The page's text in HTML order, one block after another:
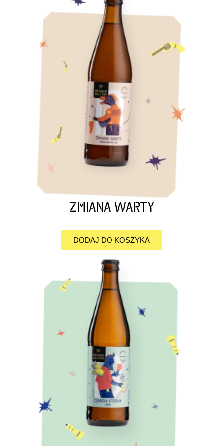
Front Title
This is front side content.
Back Title
ZMIANA WARTY
DODAJ DO KOSZYKA